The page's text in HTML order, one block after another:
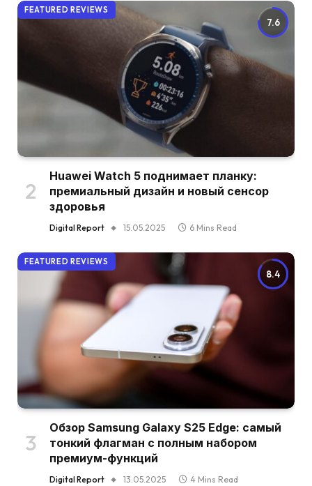
7.6
FEATURED REVIEWS
Huawei Watch 5 поднимает планку:
премиальный дизайн и новый сенсор
здоровья
Digital Report 15.05.2025 6 Mins Read
8.4
FEATURED REVIEWS
Обзор Samsung Galaxy S25 Edge: самый
тонкий флагман с полным набором
премиум-функций
Digital Report 13.05.2025 4 Mins Read